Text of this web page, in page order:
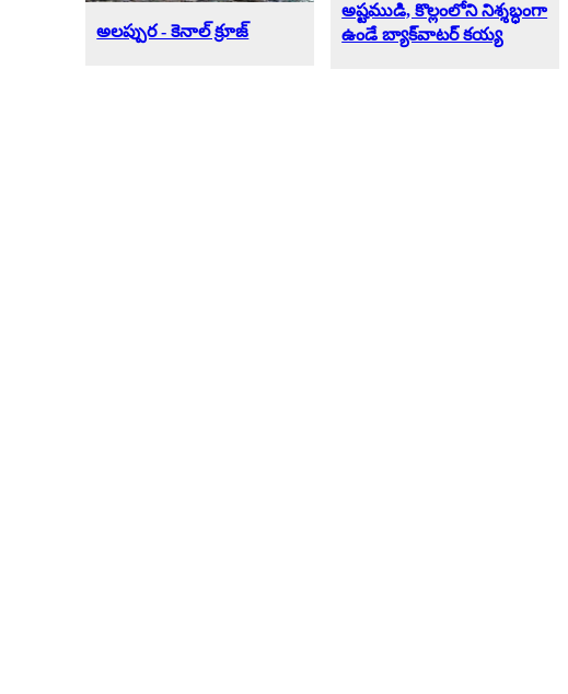
అలప్పుర - కెనాల్ క్రూజ్
అష్టముడి, కొల్లంలోని నిశ్శబ్ధంగా
ఉండే బ్యాక్‌వాటర్ కయ్య